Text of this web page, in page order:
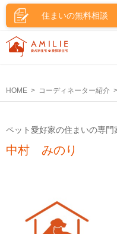
住まいの無料相談
HOME コーディネーター紹介
ペット愛好家の住まいの専門
中村 みのり